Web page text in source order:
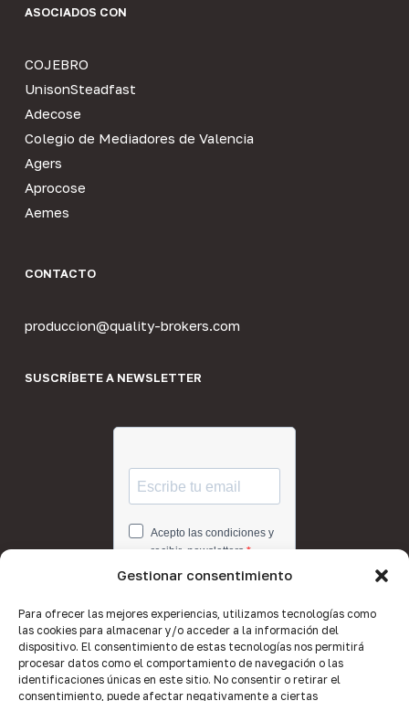
Gestionar consentimiento
Para ofrecer las mejores experiencias, utilizamos tecnologías como
las cookies para almacenar y/o acceder a la información del
dispositivo. El consentimiento de estas tecnologías nos permitirá
procesar datos como el comportamiento de navegación o las
identificaciones únicas en este sitio. No consentir o retirar el
consentimiento, puede afectar negativamente a ciertas
ASOCIADOS CON
COJEBRO
UnisonSteadfast
Adecose
Colegio de Mediadores de Valencia
Agers
Aprocose
Aemes
CONTACTO
produccion@quality-brokers.com
SUSCRÍBETE A NEWSLETTER